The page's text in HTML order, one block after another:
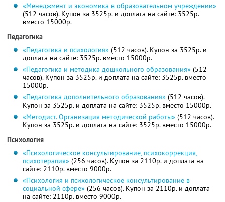
«Менеджмент и экономика в образовательном учреждении»
(512 часов). Купон за 3525р. и доплата на сайте: 3525р.
вместо 15000р.
Педагогика
«Педагогика и психология» (512 часов). Купон за 3525р. и
доплата на сайте: 3525р. вместо 15000р.
«Педагогика и методика дошкольного образования» (512
часов). Купон за 3525р. и доплата на сайте: 3525р. вместо
15000р.
«Педагогика дополнительного образования» (512 часов).
Купон за 3525р. и доплата на сайте: 3525р. вместо 15000р.
«Методист. Организация методической работы» (512 часов).
Купон за 3525р. и доплата на сайте: 3525р. вместо 15000р.
Психология
«Психологическое консультирование, психокоррекция,
психотерапия» (256 часов). Купон за 2110р. и доплата на
сайте: 2110р. вместо 9000р.
«Психология и психологическое консультирование в
социальной сфере» (256 часов). Купон за 2110р. и доплата
на сайте: 2110р. вместо 9000р.